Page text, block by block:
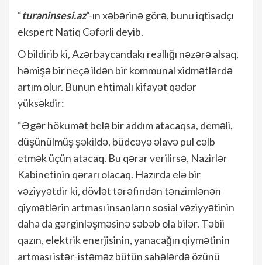
“turaninsesi.az“-ın xəbərinə görə, bunu iqtisadçı
ekspert Natiq Cəfərli deyib.
O bildirib ki, Azərbaycandakı reallığı nəzərə alsaq,
həmişə bir neçə ildən bir kommunal xidmətlərdə
artım olur. Bunun ehtimalı kifayət qədər
yüksəkdir:
“Əgər hökumət belə bir addım atacaqsa, deməli,
düşünülmüş şəkildə, büdcəyə əlavə pul cəlb
etmək üçün atacaq. Bu qərar verilirsə, Nazirlər
Kabinetinin qərarı olacaq. Hazırda elə bir
vəziyyətdir ki, dövlət tərəfindən tənzimlənən
qiymətlərin artması insanların sosial vəziyyətinin
daha da gərginləşməsinə səbəb ola bilər. Təbii
qazın, elektrik enerjisinin, yanacağın qiymətinin
artması istər-istəməz bütün sahələrdə özünü